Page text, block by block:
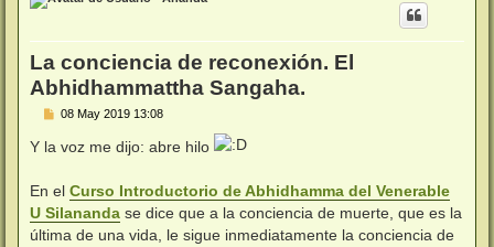
La conciencia de reconexión. El
Abhidhammattha Sangaha.
M
s
e
08 May 2019 13:08
Y la voz me dijo: abre hilo
En el Curso Introductorio de Abhidhamma del Venerable
U Silananda se dice que a la conciencia de muerte, que es la
última de una vida, le sigue inmediatamente la conciencia de